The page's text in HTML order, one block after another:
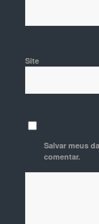
Site
Salvar meus
comentar.